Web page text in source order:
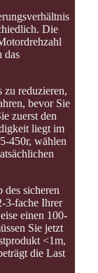
Die
das
reduzieren,
bevor Sie
zuerst den
liegt im
450r, wählen
sicheren
3-fache Ihrer
einen 100-
Sie jetzt
<1m,
die Last